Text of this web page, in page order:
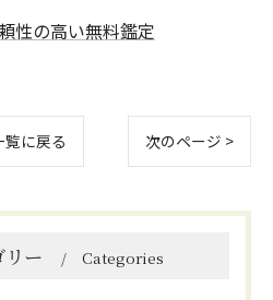
性の高い無料鑑定
覧に戻る 次のページ >
リー Categories